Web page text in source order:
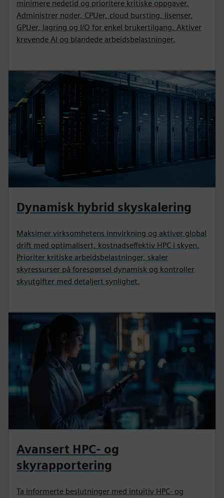
minimere nedetid og prioritere kritiske oppgaver.
Administrer noder, CPUer, cloud bursting, lisenser,
GPUer, lagring og I/O for enkel brukertilgang. Aktiver
krevende AI og blandede arbeidsbelastninger.
Dynamisk hybrid skyskalering
Maksimer virksomhetens innvirkning og aktiver global
drift med optimalisert, kostnadseffektiv HPC i skyen.
Prioriter kritiske arbeidsbelastninger, skaler
skyressurser på forespørsel dynamisk og kontroller
skyutgifter med detaljert synlighet.
Avansert HPC- og
skyrapportering
Ta informerte beslutninger med intuitiv HPC- og